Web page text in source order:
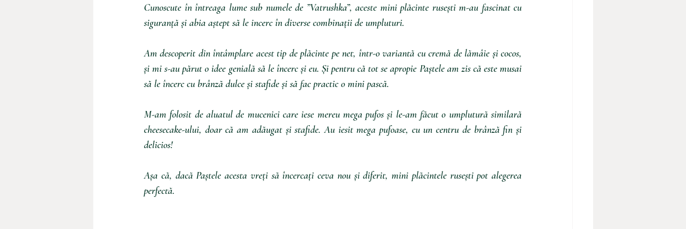
Cunoscute în întreaga lume sub numele de ”Vatrushka”, aceste mini plăcinte rusești m-au fascinat cu
siguranță și abia aștept să le incerc în diverse combinații de umpluturi.
Am descoperit din întâmplare acest tip de plăcinte pe net, într-o variantă cu cremă de lămâie și cocos,
și mi s-au părut o idee genială să le încerc și eu. Și pentru că tot se apropie Paștele am zis că este musai
să le încerc cu brânză dulce și stafide și să fac practic o mini pască.
M-am folosit de aluatul de mucenici care iese mereu mega pufos și le-am făcut o umplutură similară
cheesecake-ului, doar că am adăugat și stafide. Au iesit mega pufoase, cu un centru de brânză fin și
delicios!
Așa că, dacă Paștele acesta vreți să încercați ceva nou și diferit, mini plăcintele rusești pot alegerea
perfectă.